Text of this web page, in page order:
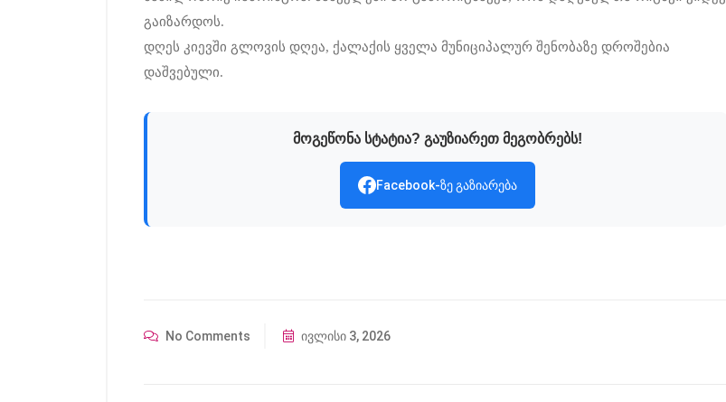
გაიზარდოს.
დღეს კიევში გლოვის დღეა, ქალაქის ყველა მუნიციპალურ შენობაზე დროშებია
დაშვებული.
მოგეწონა სტატია? გაუზიარეთ მეგობრებს!
Facebook-ზე გაზიარება
No Comments ივლისი 3, 2026